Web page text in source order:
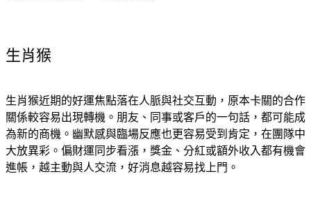
生肖猴
生肖猴近期的好運焦點落在人脈與社交互動，原本卡關的合作
關係較容易出現轉機。朋友、同事或客戶的一句話，都可能成
為新的商機。幽默感與臨場反應也更容易受到肯定，在團隊中
大放異彩。偏財運同步看漲，獎金、分紅或額外收入都有機會
進帳，越主動與人交流，好消息越容易找上門。